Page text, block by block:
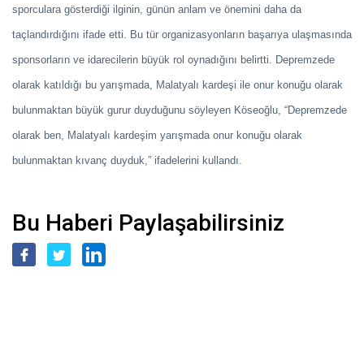
sporculara gösterdiği ilginin, günün anlam ve önemini daha da
taçlandırdığını ifade etti. Bu tür organizasyonların başarıya ulaşmasında
sponsorların ve idarecilerin büyük rol oynadığını belirtti. Depremzede
olarak katıldığı bu yarışmada, Malatyalı kardeşi ile onur konuğu olarak
bulunmaktan büyük gurur duyduğunu söyleyen Köseoğlu, “Depremzede
olarak ben, Malatyalı kardeşim yarışmada onur konuğu olarak
bulunmaktan kıvanç duyduk,” ifadelerini kullandı.
Bu Haberi Paylaşabilirsiniz